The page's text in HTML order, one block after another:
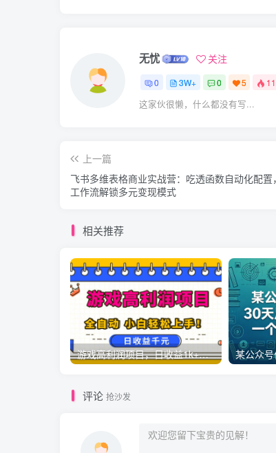
无忧 关注
0 3W+ 0 5
这家伙很懒，什么都没有写...
上一篇
飞书多维表格商业实战营：吃透函数自动化配置
工作流解锁多元变现模式
相关推荐
游戏高利润项目，日收益1k+，全自动，无需值守，解放双手，小白轻松上手【揭秘】
评论 抢沙发